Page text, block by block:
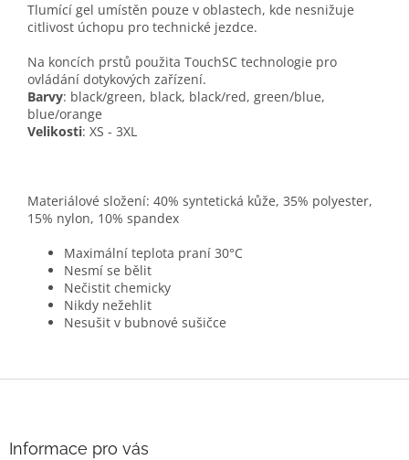
Tlumící gel umístěn pouze v oblastech, kde nesnižuje
citlivost úchopu pro technické jezdce.
Na koncích prstů použita TouchSC technologie pro
ovládání dotykových zařízení.
Barvy: black/green, black, black/red, green/blue,
blue/orange
Velikosti: XS - 3XL
Materiálové složení: 40% syntetická kůže, 35% polyester,
15% nylon, 10% spandex
Maximální teplota praní 30°C
Nesmí se bělit
Nečistit chemicky
Nikdy nežehlit
Nesušit v bubnové sušičce
Informace pro vás